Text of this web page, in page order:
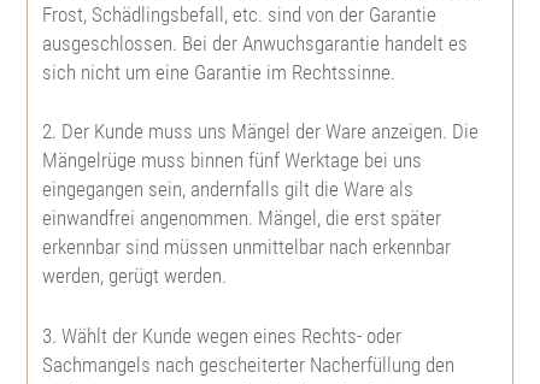
Frost, Schädlingsbefall, etc. sind von der Garantie
ausgeschlossen. Bei der Anwuchsgarantie handelt es
sich nicht um eine Garantie im Rechtssinne.
2. Der Kunde muss uns Mängel der Ware anzeigen. Die
Mängelrüge muss binnen fünf Werktage bei uns
eingegangen sein, andernfalls gilt die Ware als
einwandfrei angenommen. Mängel, die erst später
erkennbar sind müssen unmittelbar nach erkennbar
werden, gerügt werden.
3. Wählt der Kunde wegen eines Rechts- oder
Sachmangels nach gescheiterter Nacherfüllung den